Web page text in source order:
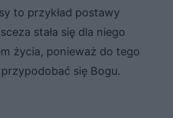
to przykład postawy
stała się dla niego
życia, ponieważ do tego
się Bogu.